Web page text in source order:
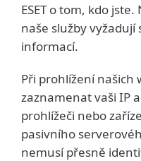
ESET o tom, kdo
naše služby
informací.
Při prohlížení našich
zaznamenat vaši IP
prohlížeči nebo
pasivního
nemusí přesně